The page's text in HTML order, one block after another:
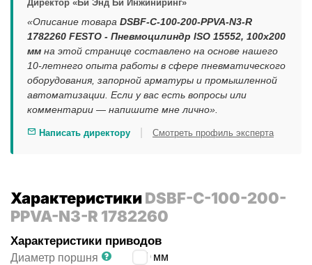
Директор «Би Энд Би Инжиниринг»
«Описание товара DSBF-C-100-200-PPVA-N3-R
1782260 FESTO - Пневмоцилиндр ISO 15552, 100x200
мм на этой странице составлено на основе нашего
10-летнего опыта работы в сфере пневматического
оборудования, запорной арматуры и промышленной
автоматизации. Если у вас есть вопросы или
комментарии — напишите мне лично».
Написать директору Смотреть профиль эксперта
ХарактеристикиDSBF-C-100-200-
PPVA-N3-R 1782260
Характеристики приводов
Диаметр поршня 100 мм